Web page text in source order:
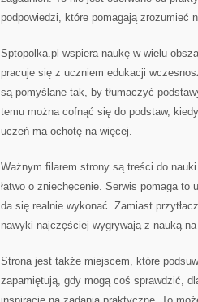
podpowiedzi, które pomagają zrozumieć
Sptopolka.pl wspiera naukę w wielu
pracuje się z uczniem edukacji
są pomyślane tak, by tłumaczyć
temu można cofnąć się do podstaw,
uczeń ma ochotę na więcej.
Ważnym filarem strony są treści do
łatwo o zniechęcenie. Serwis pomaga
da się realnie wykonać. Zamiast
nawyki najczęściej wygrywają z nauką
Strona jest także miejscem, które
zapamiętują, gdy mogą coś sprawdzić,